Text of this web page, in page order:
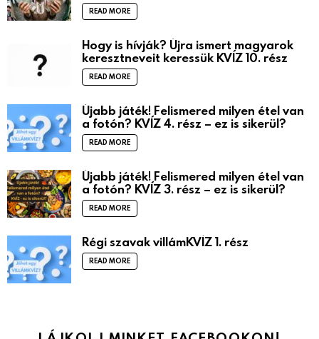
READ MORE
Hogy is hívják? Újra ismert magyarok
keresztneveit keressük KVÍZ 10. rész
READ MORE
Újabb játék! Felismered milyen étel van
a fotón? KVÍZ 4. rész – ez is sikerül?
READ MORE
Újabb játék! Felismered milyen étel van
a fotón? KVÍZ 3. rész – ez is sikerül?
READ MORE
Régi szavak villámKVÍZ 1. rész
READ MORE